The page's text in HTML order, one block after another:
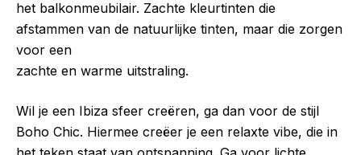
het balkonmeubilair. Zachte kleurtinten die
afstammen van de natuurlijke tinten, maar die zorgen
voor een
zachte en warme uitstraling.
Wil je een Ibiza sfeer creëren, ga dan voor de stijl
Boho Chic. Hiermee creëer je een relaxte vibe, die in